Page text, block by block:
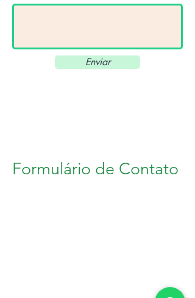
Enviar
Formulário de Contato